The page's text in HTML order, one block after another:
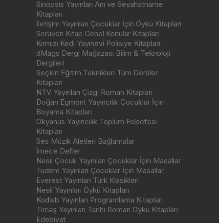
Sinopsis Yayınları Anı ve Seyahatname
Kitapları
İletişim Yayınları Çocuklar İçin Öykü Kitapları
Serüven Kitap Genel Konular Kitapları
Kırmızı Kedi Yayınevi Polisiye Kitapları
dMags Dergi Mağazası Bilim & Teknoloji
Dergileri
Seçkin Eğitim Teknikleri Tüm Dersler
Kitapları
NTV Yayınları Çizgi Roman Kitapları
Doğan Egmont Yayıncılık Çocuklar İçin
Boyama Kitapları
Okyanus Yayıncılık Toplum Felsefesi
Kitapları
Ses Müzik Aletleri Bağlamalar
İmece Defler
Nesil Çocuk Yayınları Çocuklar İçin Masallar
Tudem Yayınları Çocuklar İçin Masallar
Everest Yayınları Türk Klasikleri
Nesil Yayınları Öykü Kitapları
Kodlab Yayınları Programlama Kitapları
Timaş Yayınları Tarihi Roman Öykü Kitapları
Edebiyat